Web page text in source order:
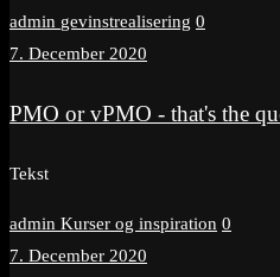
admin gevinstrealisering 0
7. December 2020
PMO or vPMO - that's the
Tekst
admin Kurser og inspiration 0
7. December 2020